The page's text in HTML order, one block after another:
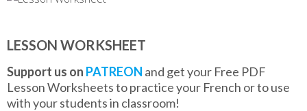
LESSON WORKSHEET
Support us on PATREON and get your Free PDF
Lesson Worksheets to practice your French or to use
with your students in classroom!